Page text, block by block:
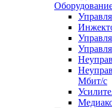
Мбит/с